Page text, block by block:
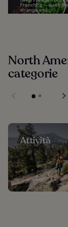
French to -- quite
strange and...
North
categorie
Attività